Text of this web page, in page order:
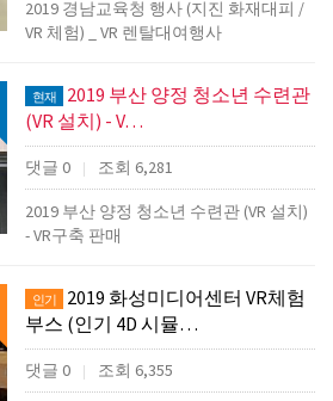
2019 경남교육청 행사 (지진 화재대피 /
VR 체험) _ VR 렌탈대여행사
현재
2019 부산 양정 청소년 수련관
(VR 설치) - V…
댓글 0 | 조회 6,281
2019 부산 양정 청소년 수련관 (VR 설치)
- VR구축 판매
인기
2019 화성미디어센터 VR체험
부스 (인기 4D 시뮬…
댓글 0 | 조회 6,355